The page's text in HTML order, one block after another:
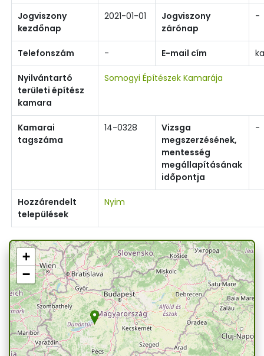
Jogviszony
kezdőnap
2021-01-01
Jogviszony
zárónap
-
Telefonszám - E-mail cím
Nyilvántartó
területi építész
kamara
Somogyi Építészek Kamarája
Kamarai
tagszáma
14-0328
Vizsga
megszerzésének,
mentesség
megállapításának
időpontja
-
Hozzárendelt
települések
Nyim
+
−